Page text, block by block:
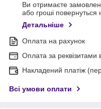
Ви отримаєте
або гроші повернуться
Детальніше
Оплата на рахунок
Оплата за реквізитами
Накладений платіж
Всі умови оплати